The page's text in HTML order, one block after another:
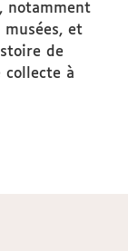
notamment
et
de
collecte à